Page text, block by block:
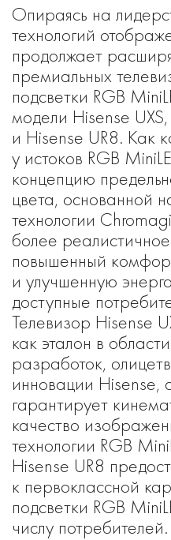
Опираясь на
технологий
продолжает
премиальных
подсветки RGB
модели Hisense
и Hisense UR8. Как
у истоков RGB
концепцию
цвета, основанной
технологии
более
повышенный
и улучшенную
доступные
Телевизор Hisense
как эталон в
разработок,
инновации Hisense,
гарантирует
качество
технологии RGB
Hisense UR8
к первоклассной
подсветки RGB
числу потребителей.